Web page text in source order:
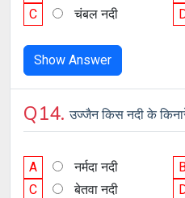
C
चंबल नदी
Show Answer
Q14.उज्जैन किस नदी के
A नर्मदा नदी
C
बेतवा नदी